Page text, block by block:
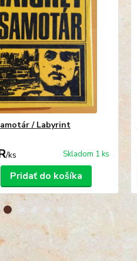
/ Labyrint
/ks Skladom 1 ks
Pridať do košíka